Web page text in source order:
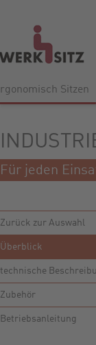
Sitzen
Für jeden
Zurück zur Auswahl
Überblick
technische
Zubehör
Betriebsanleitung